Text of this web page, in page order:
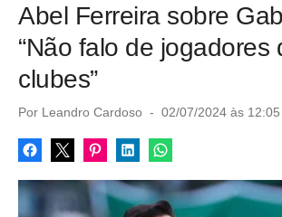
Abel Ferreira sobre
“Não falo de jogadores
clubes”
Por Leandro Cardoso
P
s
t
d
o
02/07/2024 às 12:05